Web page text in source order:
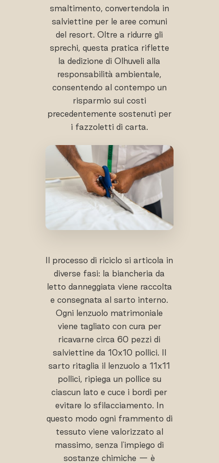
smaltimento, convertendola in
salviettine per le aree comuni
del resort. Oltre a ridurre gli
sprechi, questa pratica riflette
la dedizione di Olhuveli alla
responsabilità ambientale,
consentendo al contempo un
risparmio sui costi
precedentemente sostenuti per
i fazzoletti di carta.
Il processo di riciclo si articola in
diverse fasi: la biancheria da
letto danneggiata viene raccolta
e consegnata al sarto interno.
Ogni lenzuolo matrimoniale
viene tagliato con cura per
ricavarne circa 60 pezzi di
salviettine da 10x10 pollici. Il
sarto ritaglia il lenzuolo a 11x11
pollici, ripiega un pollice su
ciascun lato e cuce i bordi per
evitare lo sfilacciamento. In
questo modo ogni frammento di
tessuto viene valorizzato al
massimo, senza l'impiego di
sostanze chimiche — è